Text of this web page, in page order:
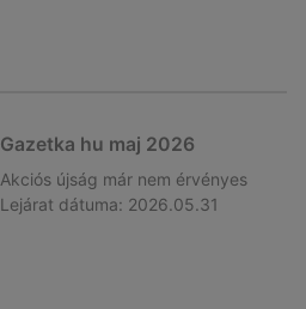
Gazetka hu maj 2026
Akciós újság már nem érvényes
Lejárat dátuma: 2026.05.31